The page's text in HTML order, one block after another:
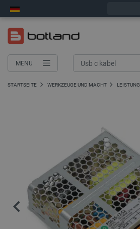
MENU
STARTSEITE WERKZEUGE UND MACHT LEISTUNG